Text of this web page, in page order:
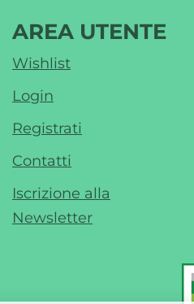
AREA UTENTE
Wishlist
Login
Registrati
Contatti
Iscrizione alla
Newsletter